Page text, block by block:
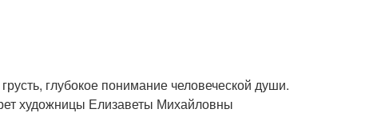
глубокое понимание человеческой души.
художницы Елизаветы Михайловны